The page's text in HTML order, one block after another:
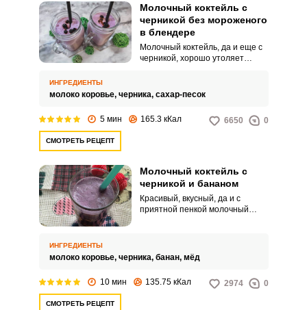
Молочный коктейль с
черникой без мороженого
в блендере
Молочный коктейль, да и еще с
черникой, хорошо утоляет
и взрослым. Такой коктейль еще
витамины ягоды и готовится на
ИНГРЕДИЕНТЫ
молоко коровье, черника, сахар-песок
5 мин 165.3 кКал 6650 0
СМОТРЕТЬ РЕЦЕПТ
Молочный коктейль с
черникой и бананом
Красивый, вкусный, да и с
приятной пенкой молочный
пользу, особенно для детского
питания, его можно готовить и
ИНГРЕДИЕНТЫ
молоко коровье, черника, банан, мёд
10 мин 135.75 кКал 2974 0
СМОТРЕТЬ РЕЦЕПТ